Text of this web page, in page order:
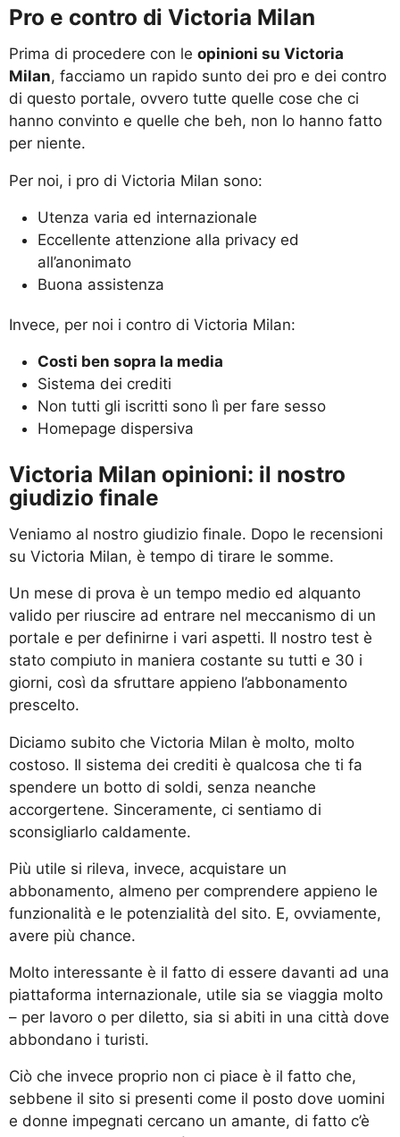
Pro e contro di Victoria Milan
Prima di procedere con le opinioni su Victoria
Milan, facciamo un rapido sunto dei pro e dei contro
di questo portale, ovvero tutte quelle cose che ci
hanno convinto e quelle che beh, non lo hanno fatto
per niente.
Per noi, i pro di Victoria Milan sono:
Utenza varia ed internazionale
Eccellente attenzione alla privacy ed
all’anonimato
Buona assistenza
Invece, per noi i contro di Victoria Milan:
Costi ben sopra la media
Sistema dei crediti
Non tutti gli iscritti sono lì per fare sesso
Homepage dispersiva
Victoria Milan opinioni: il nostro
giudizio finale
Veniamo al nostro giudizio finale. Dopo le recensioni
su Victoria Milan, è tempo di tirare le somme.
Un mese di prova è un tempo medio ed alquanto
valido per riuscire ad entrare nel meccanismo di un
portale e per definirne i vari aspetti. Il nostro test è
stato compiuto in maniera costante su tutti e 30 i
giorni, così da sfruttare appieno l’abbonamento
prescelto.
Diciamo subito che Victoria Milan è molto, molto
costoso. Il sistema dei crediti è qualcosa che ti fa
spendere un botto di soldi, senza neanche
accorgertene. Sinceramente, ci sentiamo di
sconsigliarlo caldamente.
Più utile si rileva, invece, acquistare un
abbonamento, almeno per comprendere appieno le
funzionalità e le potenzialità del sito. E, ovviamente,
avere più chance.
Molto interessante è il fatto di essere davanti ad una
piattaforma internazionale, utile sia se viaggia molto
– per lavoro o per diletto, sia si abiti in una città dove
abbondano i turisti.
Ciò che invece proprio non ci piace è il fatto che,
sebbene il sito si presenti come il posto dove uomini
e donne impegnati cercano un amante, di fatto c’è